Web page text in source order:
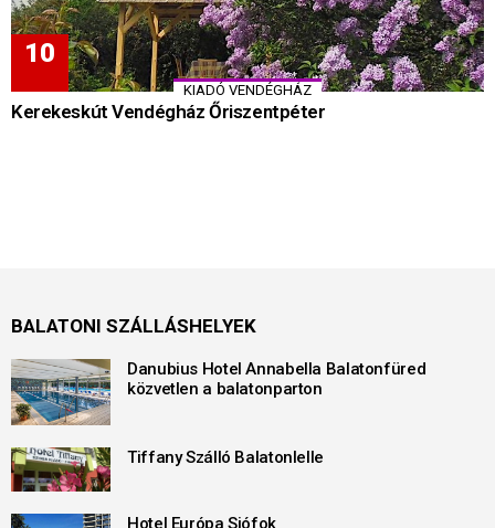
KIADÓ VENDÉGHÁZ
Kerekeskút Vendégház Őriszentpéter
BALATONI SZÁLLÁSHELYEK
Danubius Hotel Annabella Balatonfüred
közvetlen a balatonparton
Tiffany Szálló Balatonlelle
Hotel Európa Siófok